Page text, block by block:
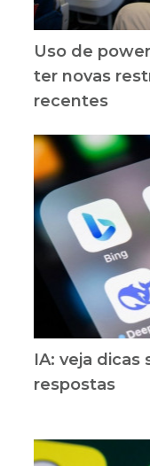
Uso de
ter novas
recentes
IA: veja dicas
respostas